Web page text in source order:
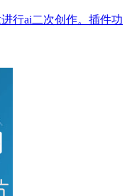
行ai二次创作。插件功